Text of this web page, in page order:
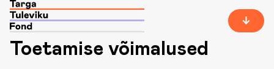
Toetamise võimalused